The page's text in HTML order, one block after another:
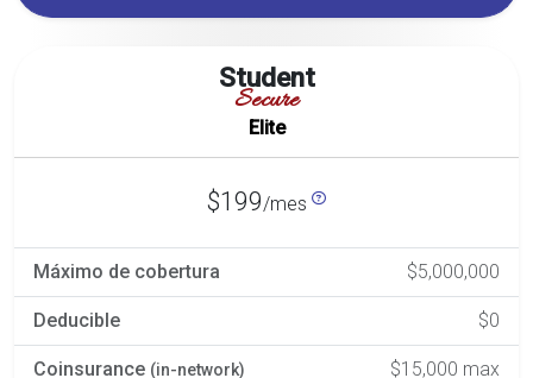
Student
Secure
Elite
$199/mes
Máximo de cobertura $5,000,000
Deducible $0
Coinsurance (in-network) $15,000 max